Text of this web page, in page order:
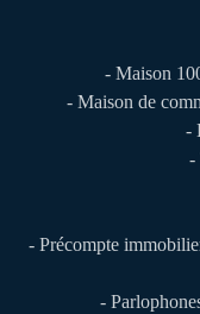
- Maison
- Maison de
-
-
- Précompte
-